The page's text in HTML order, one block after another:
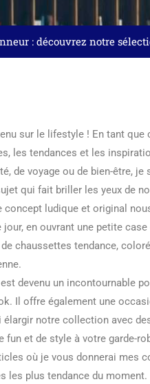
: découvrez notre
sur le lifestyle ! En tant
les tendances et les
de voyage ou de bien-être,
qui fait briller les yeux de
concept ludique et original
en ouvrant une petite
chaussettes tendance,
devenu un incontournable
Il offre également une
notre collection avec
et de style à votre garde-
où je vous donnerai
les plus tendance du